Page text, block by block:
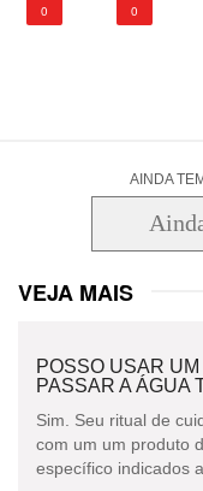
0 0
AINDA
VEJA MAIS
POSSO USAR
PASSAR A ÁGUA
Sim. Seu ritual de
com um um produto
específico indicados